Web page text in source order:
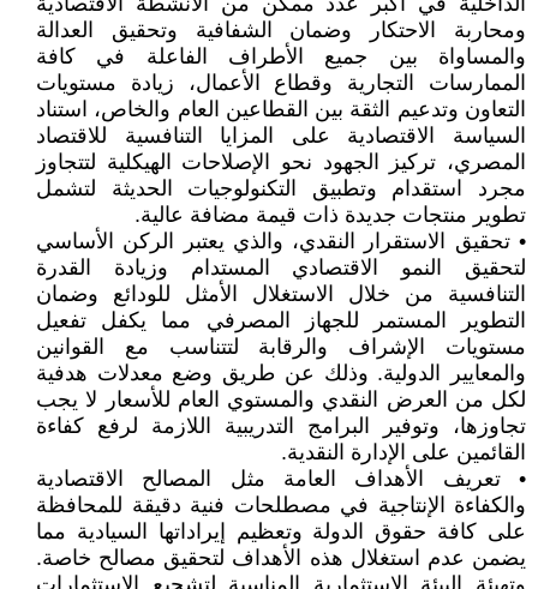
ومحاربة الاحتكار وضمان الشفافية وتحقيق العدالة
والمساواة بين جميع الأطراف الفاعلة في كافة
الممارسات التجارية وقطاع الأعمال، زيادة مستويات
التعاون وتدعيم الثقة بين القطاعين العام والخاص، استناد
السياسة الاقتصادية على المزايا التنافسية للاقتصاد
المصري، تركيز الجهود نحو الإصلاحات الهيكلية لتتجاوز
مجرد استقدام وتطبيق التكنولوجيات الحديثة لتشمل
تطوير منتجات جديدة ذات قيمة مضافة عالية.
• تحقيق الاستقرار النقدي، والذي يعتبر الركن الأساسي
لتحقيق النمو الاقتصادي المستدام وزيادة القدرة
التنافسية من خلال الاستغلال الأمثل للودائع وضمان
التطوير المستمر للجهاز المصرفي مما يكفل تفعيل
مستويات الإشراف والرقابة لتتناسب مع القوانين
والمعايير الدولية. وذلك عن طريق وضع معدلات هدفية
لكل من العرض النقدي والمستوي العام للأسعار لا يجب
تجاوزها، وتوفير البرامج التدريبية اللازمة لرفع كفاءة
القائمين على الإدارة النقدية.
• تعريف الأهداف العامة مثل المصالح الاقتصادية
والكفاءة الإنتاجية في مصطلحات فنية دقيقة للمحافظة
على كافة حقوق الدولة وتعظيم إيراداتها السيادية مما
يضمن عدم استغلال هذه الأهداف لتحقيق مصالح خاصة.